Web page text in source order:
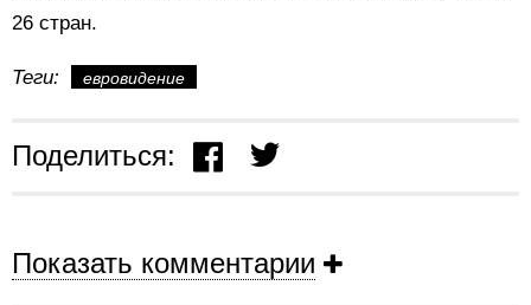
26 стран.
Теги: евровидение
Поделиться:
Показать комментарии